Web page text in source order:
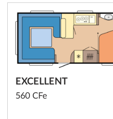
EXCELLENT
560 CFe